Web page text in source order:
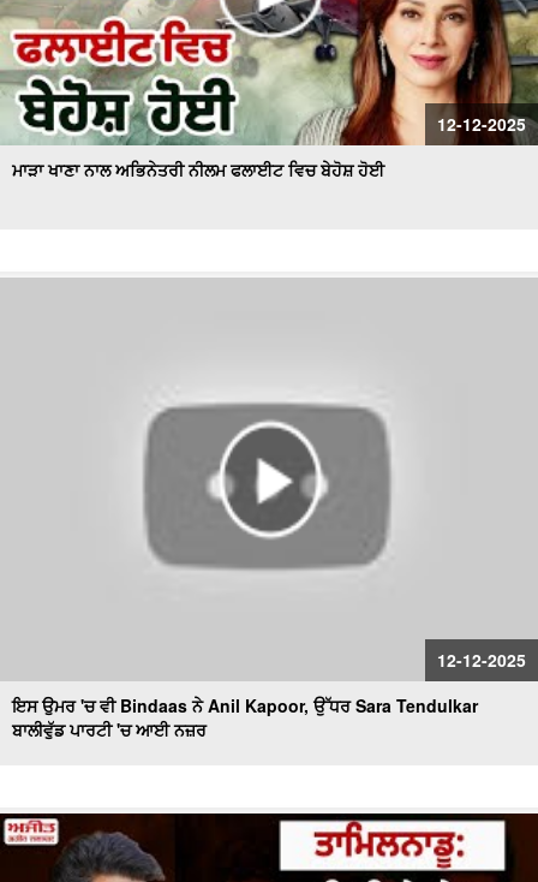
12-12-2025
ਮਾੜਾ ਖਾਣਾ ਨਾਲ ਅਭਿਨੇਤਰੀ ਨੀਲਮ ਫਲਾਈਟ ਵਿਚ ਬੇਹੋਸ਼ ਹੋਈ
12-12-2025
ਇਸ ਉਮਰ 'ਚ ਵੀ Bindaas ਨੇ Anil Kapoor, ਉੱਧਰ Sara Tendulkar
ਬਾਲੀਵੁੱਡ ਪਾਰਟੀ 'ਚ ਆਈ ਨਜ਼ਰ